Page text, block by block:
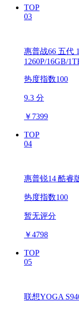
TOP
03
惠普战66 五代
1260P/16GB/
热度指数100
9.3 分
￥ 7399
TOP
04
惠普锐14 酷睿
热度指数100
暂无评分
￥4798
TOP
05
联想YOGA